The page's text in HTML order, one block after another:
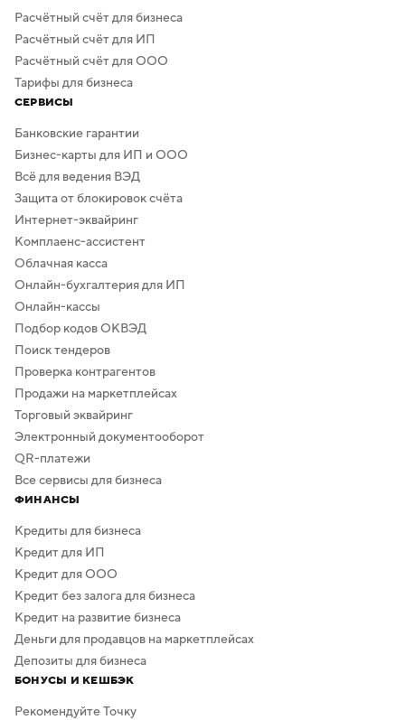
Расчётный счёт для бизнеса
Расчётный счёт для ИП
Расчётный счёт для ООО
Тарифы для бизнеса
СЕРВИСЫ
Банковские гарантии
Бизнес-карты для ИП и ООО
Всё для ведения ВЭД
Защита от блокировок счёта
Интернет-эквайринг
Комплаенс-ассистент
Облачная касса
Онлайн-бухгалтерия для ИП
Онлайн-кассы
Подбор кодов ОКВЭД
Поиск тендеров
Проверка контрагентов
Продажи на маркетплейсах
Торговый эквайринг
Электронный документооборот
QR-платежи
Все сервисы для бизнеса
ФИНАНСЫ
Кредиты для бизнеса
Кредит для ИП
Кредит для ООО
Кредит без залога для бизнеса
Кредит на развитие бизнеса
Деньги для продавцов на маркетплейсах
Депозиты для бизнеса
БОНУСЫ И КЕШБЭК
Рекомендуйте Точку